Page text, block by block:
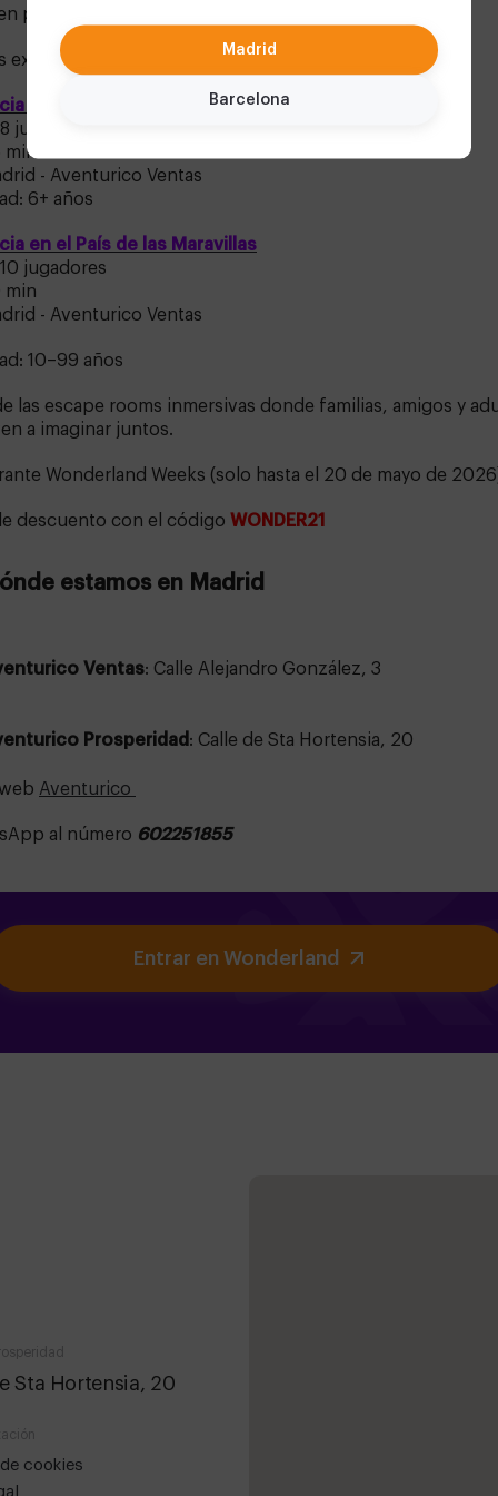
Madrid
Barcelona
parte de una gran aventura.
experiencias diferentes para entrar en Wonderland:
y la Llave del Tiempo
jugadores
min
- Aventurico Ventas
6+ años
en el País de las Maravillas
jugadores
min
- Aventurico Ventas
10–99 años
las escape rooms inmersivas donde familias, amigos y
a imaginar juntos.
Wonderland Weeks (solo hasta el 20 de mayo de
descuento con el código WONDER21
estamos en Madrid
Ventas: Calle Alejandro González, 3
Prosperidad : Calle de Sta Hortensia, 20
Aventurico
al número 602251855
Entrar en Wonderland
Sta Hortensia, 20
cookies